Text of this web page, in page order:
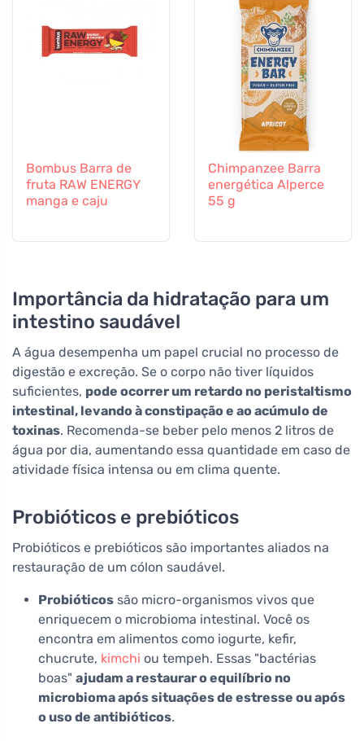
Bombus Barra de
fruta RAW ENERGY
manga e caju
Chimpanzee Barra
energética Alperce
55 g
Importância da hidratação para um
intestino saudável
A água desempenha um papel crucial no processo de
digestão e excreção. Se o corpo não tiver líquidos
suficientes, pode ocorrer um retardo no peristaltismo
intestinal, levando à constipação e ao acúmulo de
toxinas. Recomenda-se beber pelo menos 2 litros de
água por dia, aumentando essa quantidade em caso de
atividade física intensa ou em clima quente.
Probióticos e prebióticos
Probióticos e prebióticos são importantes aliados na
restauração de um cólon saudável.
Probióticos são micro-organismos vivos que
enriquecem o microbioma intestinal. Você os
encontra em alimentos como iogurte, kefir,
chucrute, kimchi ou tempeh. Essas "bactérias
boas" ajudam a restaurar o equilíbrio no
microbioma após situações de estresse ou após
o uso de antibióticos.